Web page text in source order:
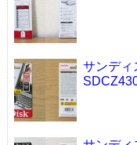
サンディ